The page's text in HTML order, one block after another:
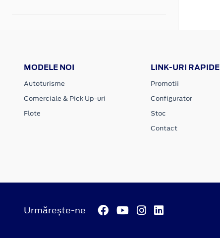
MODELE NOI
Autoturisme
Comerciale & Pick Up-uri
Flote
LINK-URI RAPIDE
Promotii
Configurator
Stoc
Contact
Urmărește-ne